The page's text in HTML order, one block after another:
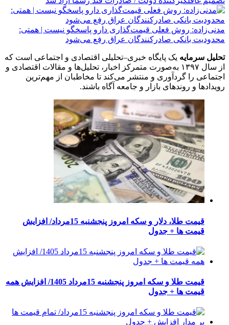
مدنی‌زاده: روش فعلی قیمت‌گذاری دارو پاسخگو نیست | همتی:
محدودیت بانکی صادرکنندگان عراق رفع می‌شود
تحلیل سرمایه یک پایگاه خبری–تحلیلی اقتصادی و اجتماعی است که
از سال ۱۳۹۷ به‌صورت متمرکز اخبار، تحلیل‌ها و مقالات اقتصادی و
اجتماعی را گردآوری و منتشر می‌کند تا مخاطبان از مهم‌ترین
رویدادها و روندهای بازار و جامعه آگاه باشند.
قیمت طلا، دلار و سکه امروز پنجشنبه 15مرداد/ افزایش
قیمت ها + جدول
قیمت طلا و سکه امروز پنجشنبه 15مرداد 1405/ افزایش همه
قیمت ها + جدول